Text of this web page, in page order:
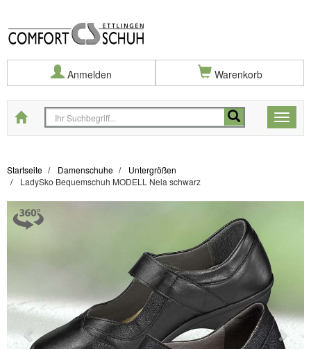
Anmelden Warenkorb
Toggle
Startseite
Startseite Damenschuhe
Untergrößen
LadySko Bequemschuh MODELL Nela schwarz